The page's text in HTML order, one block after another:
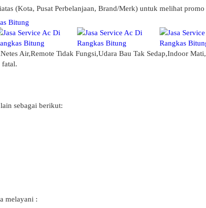
(Kota, Pusat Perbelanjaan, Brand/Merk) untuk melihat
Air,Remote Tidak Fungsi,Udara Bau Tak Sedap,Indoor
fatal.
sebagai berikut:
melayani :